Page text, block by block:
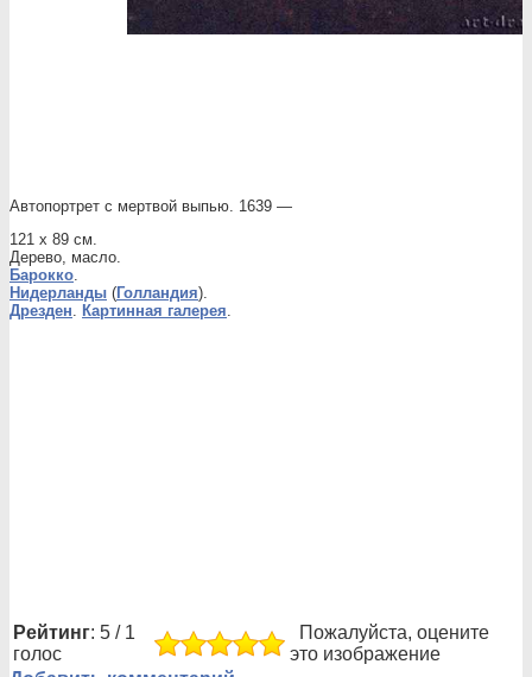
Автопортрет с мертвой выпью. 1639 —
121 x 89 см.
Дерево, масло.
Барокко.
Нидерланды (Голландия).
Дрезден. Картинная галерея.
Рейтинг: 5 / 1
голос
Пожалуйста, оцените
это изображение